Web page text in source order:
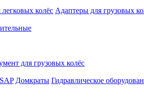
колёс Адаптеры для грузовых
для грузовых колёс
Домкраты Гидравлическое